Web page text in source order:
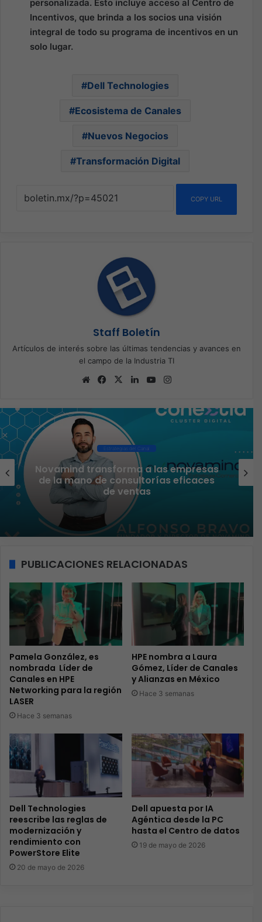
personalizada. Esto incluye acceso al Centro de
Incentivos, que brinda a los socios una visión
integral de todo su programa de incentivos en un
solo lugar.
Dell Technologies
Ecosistema de Canales
Nuevos Negocios
Transformación Digital
COPY URL
Staff Boletín
Artículos de interés sobre las últimas tendencias y avances en
el campo de la Industria TI
Sitio
Facebook
X LinkedInYouTube
Estrategias del Canal
TEAM inaugura su convención anual
#WITEAM25
PUBLICACIONES RELACIONADAS
Pamela González, es
nombrada Líder de
Canales en HPE
Networking para la región
LASER
Hace 3 semanas
HPE nombra a Laura
Gómez, Líder de Canales
y Alianzas en México
Hace 3 semanas
Dell Technologies
reescribe las reglas de
modernización y
rendimiento con
PowerStore Elite
20 de mayo de 2026
Dell apuesta por IA
Agéntica desde la PC
hasta el Centro de datos
19 de mayo de 2026